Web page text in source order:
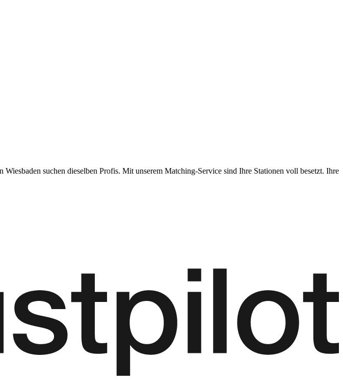
suchen dieselben Profis. Mit unserem Matching-Service sind Ihre Stationen voll besetzt. Ihre